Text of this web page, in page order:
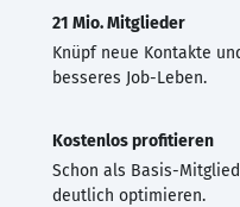
21 Mio. Mitglieder
Knüpf neue Kontakte
besseres Job-Leben.
Kostenlos profitieren
Schon als Basis-
deutlich optimieren.